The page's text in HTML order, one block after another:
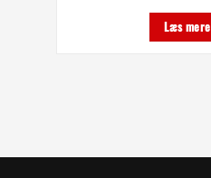
Læs mere